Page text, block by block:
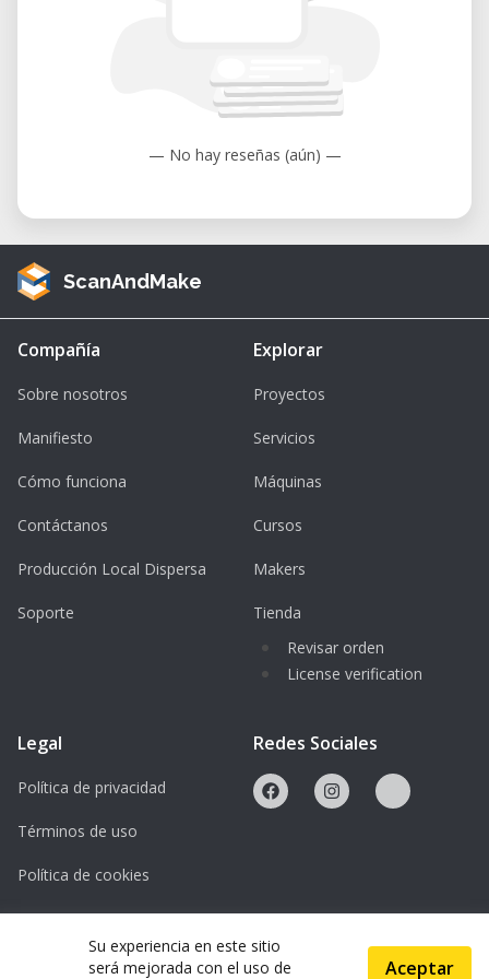
— No hay reseñas (aún) —
ScanAndMake
Compañía
Sobre nosotros
Manifiesto
Cómo funciona
Contáctanos
Producción Local Dispersa
Soporte
Explorar
Proyectos
Servicios
Máquinas
Cursos
Makers
Tienda
Revisar orden
License verification
Legal
Política de privacidad
Términos de uso
Política de cookies
Licencias
Redes Sociales
Su experiencia en este sitio
será mejorada con el uso de
Aceptar